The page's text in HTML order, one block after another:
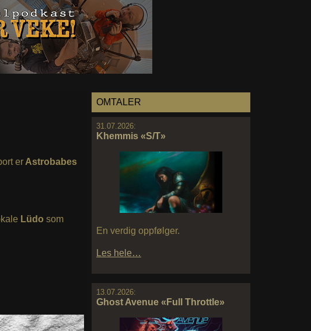
OMTALER
31.07.2026:
Khemmis «S/T»
En verdig oppfølger.
Les hele…
13.07.2026:
Ghost Avenue «Full Throttle»
erAstrobabes
Lüdo som